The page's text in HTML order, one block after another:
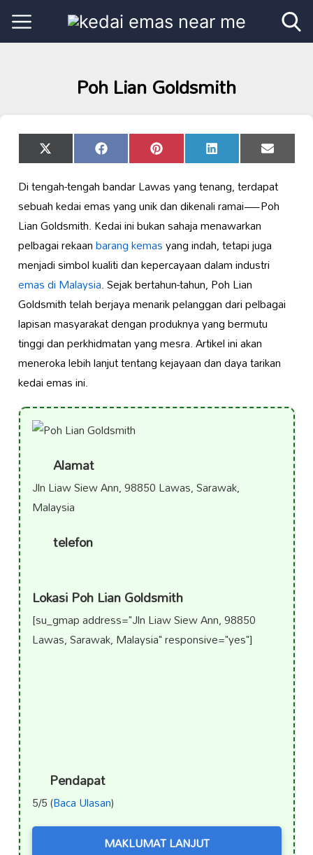
Poh Lian Goldsmith
Share
on
X
(Twitter)
Share
on
Facebook Share
on
Pinterest Share
on
LinkedIn Share
on
Email
Di tengah-tengah bandar Lawas yang tenang, terdapat
sebuah kedai emas yang unik dan dikenali ramai—Poh
Lian Goldsmith. Kedai ini bukan sahaja menawarkan
pelbagai rekaanbarang kemasyang indah, tetapi juga
menjadi simbol kualiti dan kepercayaan dalam industri
emas di Malaysia. Sejak bertahun-tahun, Poh Lian
Goldsmith telah berjaya menarik pelanggan dari pelbagai
lapisan masyarakat dengan produknya yang bermutu
tinggi dan perkhidmatan yang mesra. Artikel ini akan
meneroka lebih lanjut tentang kejayaan dan daya tarikan
kedai emas ini.
Alamat
Jln Liaw Siew Ann, 98850 Lawas, Sarawak,
Malaysia
telefon
Lokasi Poh Lian Goldsmith
[su_gmap address="Jln Liaw Siew Ann, 98850
Lawas, Sarawak, Malaysia" responsive="yes"]
Pendapat
5/5 (Baca Ulasan)
MAKLUMAT LANJUT